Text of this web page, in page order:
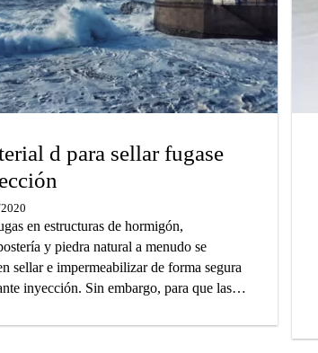
d para sellar fugase
en estructuras de hormigón,
y piedra natural a menudo se
sellar e impermeabilizar de forma segura
inyección. Sin embargo, para que las
es esencial seleccionar el material de